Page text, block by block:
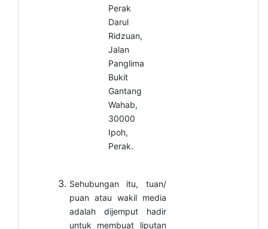
Perak
Darul
Ridzuan,
Jalan
Panglima
Bukit
Gantang
Wahab,
30000
Ipoh,
Perak.
Sehubungan itu, tuan/
puan atau wakil media
adalah dijemput hadir
untuk membuat liputan